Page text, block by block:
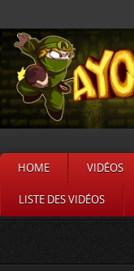
HOME VIDÉOS
LISTE DES VIDÉOS